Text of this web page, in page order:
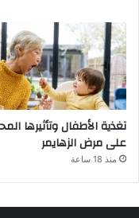
تغذية الأطفال وتأثيرها
على مرض الزهايمر
منذ 18 ساعة